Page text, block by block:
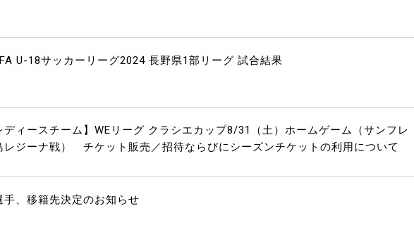
U-18サッカーリーグ2024 長野県1部リーグ 試合結果
ィースチーム】WEリーグ クラシエカップ8/31（土）ホームゲーム（サンフレ
レジーナ戦） チケット販売／招待ならびにシーズンチケットの利用について
手、移籍先決定のお知らせ